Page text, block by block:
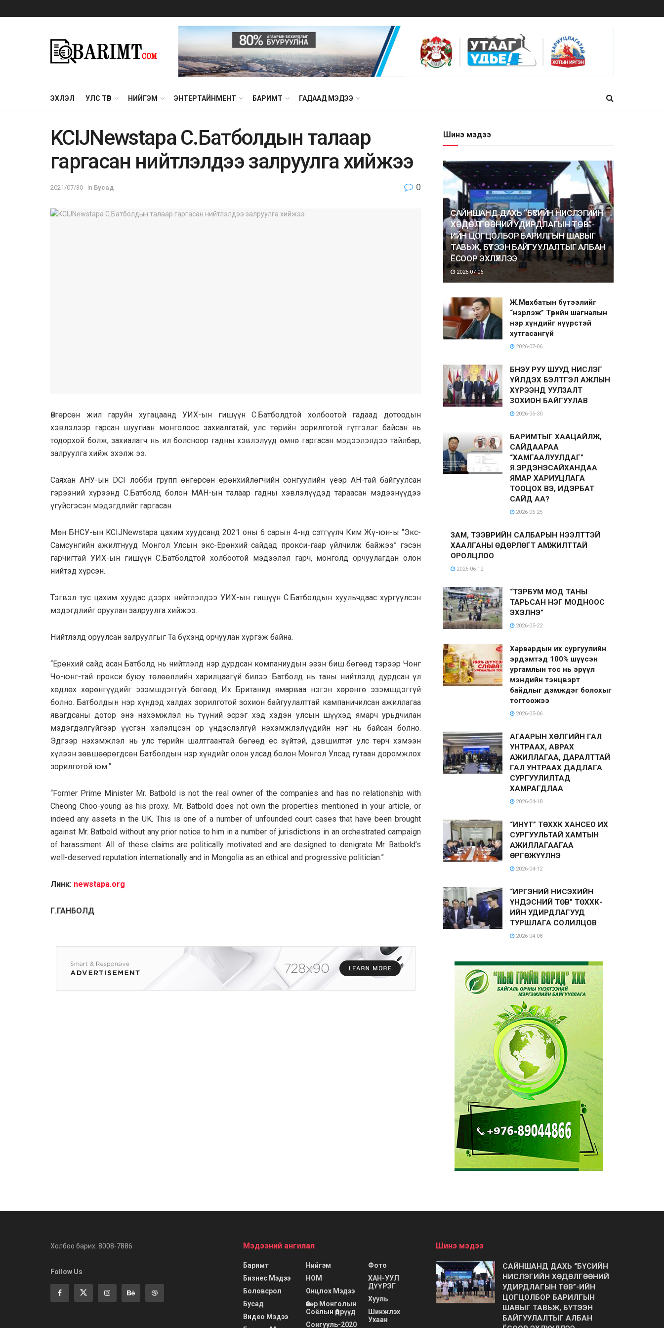
ЭХЛЭЛ УЛС ТӨР НИЙГЭМ ЭНТЕРТАЙНМЕНТ БАРИМТ ГАДААД МЭДЭЭ
KCIJNewstapa С.Батболдын талаар
гаргасан нийтлэлдээ залруулга хийжээ
2021/07/30 in Бусад 0
Өнгөрсөн жил гаруйн хугацаанд УИХ-ын гишүүн С.Батболдтой холбоотой гадаад дотоодын
хэвлэлээр гарсан шуугиан монголоос захиалгатай, улс төрийн зорилготой гүтгэлэг байсан нь
тодорхой болж, захиалагч нь ил болсноор гадны хэвлэлүүд өмнө гаргасан мэдээлэлдээ тайлбар,
залруулга хийж эхэлж ээ.
Саяхан АНУ-ын DCI лобби групп өнгөрсөн ерөнхийлөгчийн сонгуулийн үеэр АН-тай байгуулсан
гэрээний хүрээнд С.Батболд болон МАН-ын талаар гадны хэвлэлүүдэд тараасан мэдээнүүдээ
үгүйсгэсэн мэдэгдлийг гаргасан.
Мөн БНСУ-ын KCIJNewstapa цахим хуудсанд 2021 оны 6 сарын 4-нд сэтгүүлч Ким Жү-юн-ы “Экс-
Самсунгийн ажилтнууд Монгол Улсын экс-Ерөнхий сайдад прокси-гаар үйлчилж байжээ” гэсэн
гарчигтай УИХ-ын гишүүн С.Батболдтой холбоотой мэдээлэл гарч, монголд орчуулагдан олон
нийтэд хүрсэн.
Тэгвэл тус цахим хуудас дээрх нийтлэлдээ УИХ-ын гишүүн С.Батболдын хуульчдаас хүргүүлсэн
мэдэгдлийг оруулан залруулга хийжээ.
Нийтлэлд оруулсaн залруулгыг Та бүхэнд орчуулан хүргэж байна.
“Ерөнхий сайд асан Батболд нь нийтлэлд нэр дурдсан компаниудын эзэн биш бөгөөд тэрээр Чонг
Чо-юнг-тай прокси буюу төлөөллийн харилцаагүй билээ. Батболд нь таны нийтлэлд дурдсан үл
хөдлөх хөрөнгүүдийг эзэмшдэггүй бөгөөд Их Британид ямарваа нэгэн хөрөнгө эзэмшдэггүй
болно. Батболдын нэр хүндэд халдах зорилготой зохион байгуулалттай кампаничилсан ажиллагаа
явагдсаны дотор энэ нэхэмжлэл нь түүний эсрэг хэд хэдэн улсын шүүхэд ямарч урьдчилан
мэдэгдэлгүйгээр үүсгэн хэлэлцсэн ор үндэслэлгүй нэхэмжлэлүүдийн нэг нь байсан болно.
Эдгээр нэхэмжлэл нь улс төрийн шалтгаантай бөгөөд ёс зүйтэй, дэвшилтэт улс төрч хэмээн
хүлээн зөвшөөрөгдсөн Батболдын нэр хүндийг олон улсад болон Монгол Улсад гутаан доромжлох
зорилготой юм.”
“Former Prime Minister Mr. Batbold is not the real owner of the companies and has no relationship with
Cheong Choo-young as his proxy. Mr. Batbold does not own the properties mentioned in your article, or
indeed any assets in the UK. This is one of a number of unfounded court cases that have been brought
against Mr. Batbold without any prior notice to him in a number of jurisdictions in an orchestrated campaign
of harassment. All of these claims are politically motivated and are designed to denigrate Mr. Batbold’s
well-deserved reputation internationally and in Mongolia as an ethical and progressive politician.”
Линк: newstapa.org
Г.ГАНБОЛД
Шинэ мэдээ
САЙНШАНД ДАХЬ “БҮСИЙН НИСЛЭГИЙН
ХӨДӨЛГӨӨНИЙ УДИРДЛАГЫН ТӨВ”-
ИЙН ЦОГЦОЛБОР БАРИЛГЫН ШАВЫГ
ТАВЬЖ, БҮТЭЭН БАЙГУУЛАЛТЫГ АЛБАН
ЁСООР ЭХЛҮҮЛЛЭЭ
2026-07-06
Ж.Мөнхбатын бүтээлийг
“нэрлэж” Төрийн шагналын
нэр хүндийг нүүрстэй
хутгасангүй
2026-07-06
БНЭУ РУУ ШУУД НИСЛЭГ
ҮЙЛДЭХ БЭЛТГЭЛ АЖЛЫН
ХҮРЭЭНД УУЛЗАЛТ
ЗОХИОН БАЙГУУЛАВ
2026-06-30
БАРИМТЫГ ХААЦАЙЛЖ,
САЙДААРАА
“ХАМГААЛУУЛДАГ”
Я.ЭРДЭНЭСАЙХАНДАА
ЯМАР ХАРИУЦЛАГА
ТООЦОХ ВЭ, ИДЭРБАТ
САЙД АА?
2026-06-25
ЗАМ, ТЭЭВРИЙН САЛБАРЫН НЭЭЛТТЭЙ
ХААЛГАНЫ ӨДӨРЛӨГТ АМЖИЛТТАЙ
ОРОЛЦЛОО
2026-06-12
“ТЭРБУМ МОД ТАНЫ
ТАРЬСАН НЭГ МОДНООС
ЭХЭЛНЭ”
2026-05-22
Харвардын их сургуулийн
эрдэмтэд 100% шүүсэн
ургамлын тос нь эрүүл
мэндийн тэнцвэрт
байдлыг дэмждэг болохыг
тогтоожээ
2026-05-06
АГААРЫН ХӨЛГИЙН ГАЛ
УНТРААХ, АВРАХ
АЖИЛЛАГАА, ДАРАЛТТАЙ
ГАЛ УНТРААХ ДАДЛАГА
СУРГУУЛИЛТАД
ХАМРАГДЛАА
2026-04-18
“ИНҮТ” ТӨХХК ХАНСЕО ИХ
СУРГУУЛЬТАЙ ХАМТЫН
АЖИЛЛАГААГАА
ӨРГӨЖҮҮЛНЭ
2026-04-12
“ИРГЭНИЙ НИСЭХИЙН
ҮНДЭСНИЙ ТӨВ” ТӨХХК-
ИЙН УДИРДЛАГУУД
ТУРШЛАГА СОЛИЛЦОВ
2026-04-08
Холбоо барих: 8008-7886
Follow Us
Мэдээний ангилал
Баримт
Бизнес Мэдээ
Боловсрол
Бусад
Видео Мэдээ
Нийгэм
НОМ
Онцлох Мэдээ
Өвөр Монголын
Соёлын Өдрүүд
Сонгууль-2020
Фото
ХАН-УУЛ
ДҮҮРЭГ
Хууль
Шинжлэх
Ухаан
Шинэ мэдээ
САЙНШАНД ДАХЬ “БҮСИЙН
НИСЛЭГИЙН ХӨДӨЛГӨӨНИЙ
УДИРДЛАГЫН ТӨВ”-ИЙН
ЦОГЦОЛБОР БАРИЛГЫН
ШАВЫГ ТАВЬЖ, БҮТЭЭН
БАЙГУУЛАЛТЫГ АЛБАН